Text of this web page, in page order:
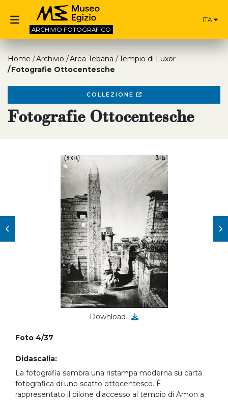
ARCHIVIO FOTOGRAFICO
ITA
Home Archivio Area Tebana
Tempio di Luxor
Fotografie Ottocentesche
COLLEZIONE
Fotografie Ottocentesche
Download
Foto 4/37
Didascalia:
La fotografia sembra una ristampa moderna su carta
fotografica di uno scatto ottocentesco. È
rappresentato il pilone d'accesso al tempio di Amon a